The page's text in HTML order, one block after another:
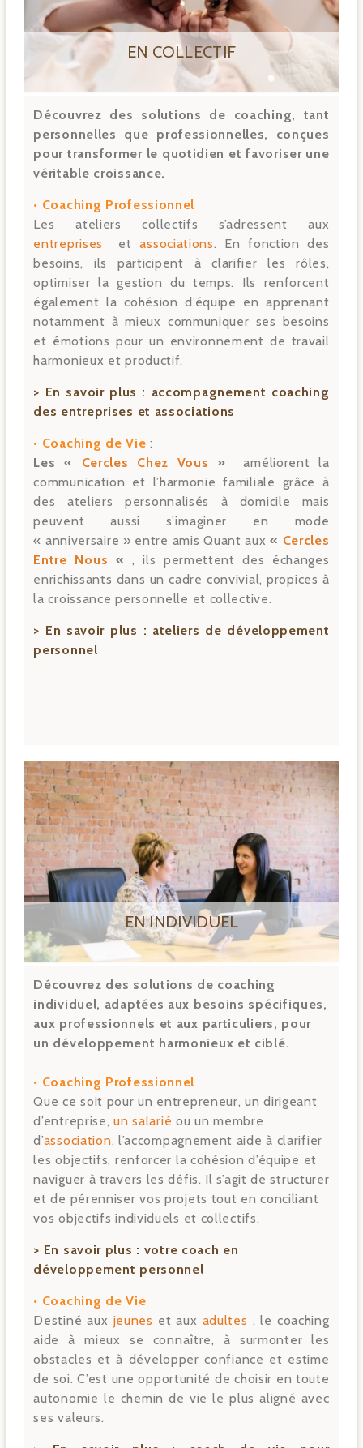
EN COLLECTIF
Découvrez des solutions de coaching, tant
personnelles que professionnelles, conçues
pour transformer le quotidien et favoriser une
véritable croissance.
• Coaching Professionnel
Les ateliers collectifs s’adressent aux
entreprises
etassociations. En fonction des
besoins, ils participent à clarifier les rôles,
optimiser la gestion du temps. Ils renforcent
également la cohésion d’équipe en apprenant
notamment à mieux communiquer ses besoins
et émotions pour un environnement de travail
harmonieux et productif.
> En savoir plus : accompagnement coaching
des entreprises et associations
• Coaching de Vie :
Les « Cercles Chez Vous »
améliorent la
communication et l’harmonie familiale grâce à
des ateliers personnalisés à domicile mais
peuvent aussi s’imaginer en mode
« anniversaire » entre amis Quant aux« Cercles
Entre Nous « , ils permettent des échanges
enrichissants dans un cadre convivial, propices à
la croissance personnelle et collective.
> En savoir plus : ateliers de développement
personnel
EN INDIVIDUEL
Découvrez des solutions de coaching
individuel, adaptées aux besoins spécifiques,
aux professionnels et aux particuliers, pour
un développement harmonieux et ciblé.
• Coaching Professionnel
Que ce soit pour un entrepreneur, un dirigeant
d’entreprise,un salarié ou un membre
d’association, l’accompagnement aide à clarifier
les objectifs, renforcer la cohésion d’équipe et
naviguer à travers les défis. Il s’agit de structurer
et de pérenniser vos projets tout en conciliant
vos objectifs individuels et collectifs.
> En savoir plus : votre coach en
développement personnel
• Coaching de Vie
Destiné aux jeunes et aux adultes , le coaching
aide à mieux se connaître, à surmonter les
obstacles et à développer confiance et estime
de soi. C’est une opportunité de choisir en toute
autonomie le chemin de vie le plus aligné avec
ses valeurs.